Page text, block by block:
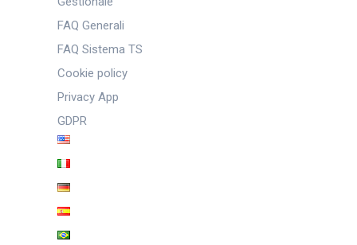
FAQ Generali
FAQ Sistema TS
Cookie policy
Privacy App
GDPR